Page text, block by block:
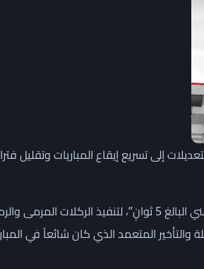
إلى تسريع إيقاع المباريات وتقليل
وأضافت: “من أبرز القواعد الجديدة، “الحد الزمني البالغ 5
المتعمد الذي كان شائعاً في